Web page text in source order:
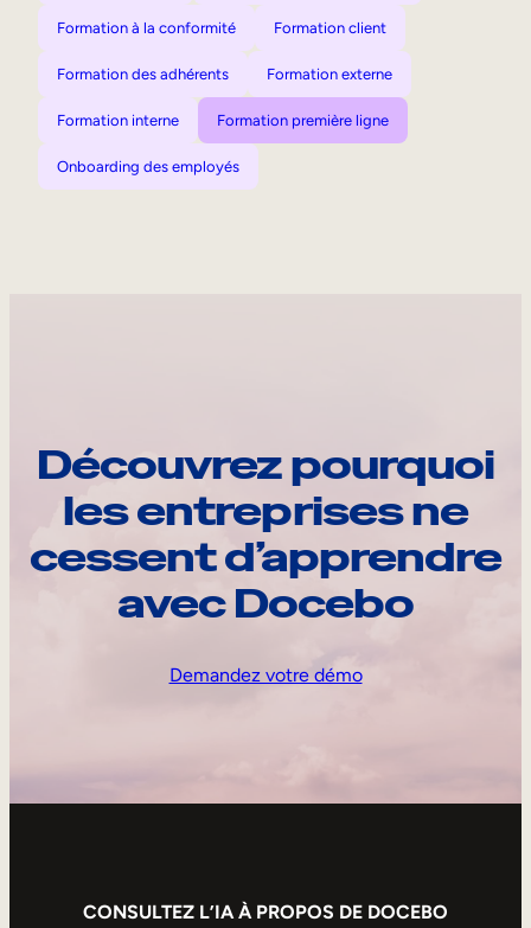
Formation à la conformité Formation client
Formation des adhérents Formation externe
Formation interne Formation première ligne
Onboarding des employés
Découvrez pourquoi
les entreprises ne
cessent d’apprendre
avec Docebo
Demandez votre démo
CONSULTEZ L’IA À PROPOS DE DOCEBO